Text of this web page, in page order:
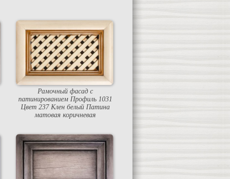
Рамочный фасад с
патинированием Профиль 1031
Цвет 237 Клен белый Патина
матовая коричневая